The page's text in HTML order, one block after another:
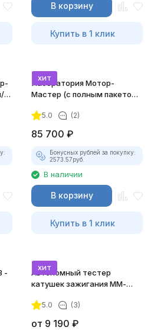
В корзину
Купить в 1 клик
хит
Лаборатория Мотор-
Мастер (с полным пакетом
5.0 (2)
85 700 ₽
Бонусных рублей за покупку:
2573.57руб.
В наличии
В корзину
Купить в 1 клик
-
хит
Автономный тестер
катушек зажигания ММ-
комплект)
5.0 (3)
от 9 190 ₽